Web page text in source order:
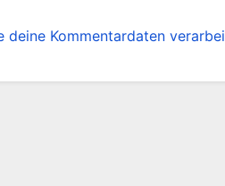
deine Kommentardaten